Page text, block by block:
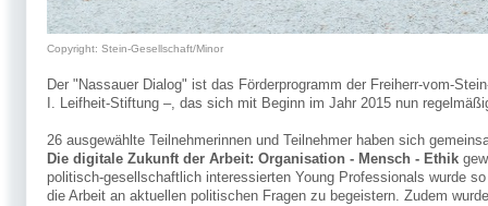
Copyright: Stein-Gesellschaft/Minor
Der "Nassauer Dialog" ist das Förderprogramm der Freiherr-vom-
I. Leifheit-Stiftung –, das sich mit Beginn im Jahr 2015 nun
26 ausgewählte Teilnehmerinnen und Teilnehmer haben sich
Die digitale Zukunft der Arbeit: Organisation - Mensch - Ethik
politisch-gesellschaftlich interessierten Young Professionals wurde
die Arbeit an aktuellen politischen Fragen zu begeistern. Zudem